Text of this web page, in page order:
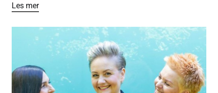
Les mer